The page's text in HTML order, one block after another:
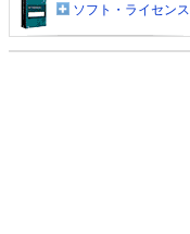
ソフト・ライセンス